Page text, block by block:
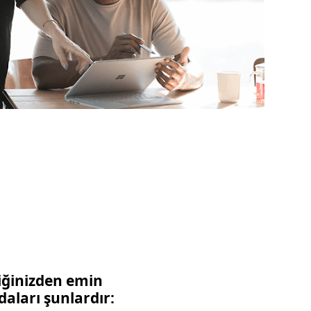
emin
şunlardır: